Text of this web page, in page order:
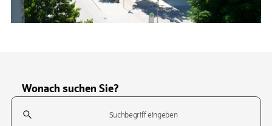
Wonach suchen Sie?
Suchfeld